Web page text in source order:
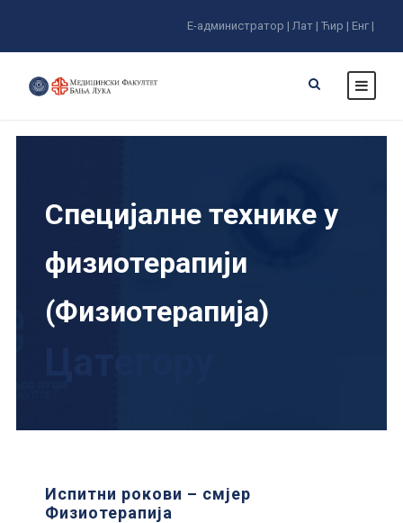
Е-администратор | Лат | Ћир | Енг |
Специјалне технике у
физиотерапији
(Физиотерапија)
Испитни рокови – смјер
Физиотерапија